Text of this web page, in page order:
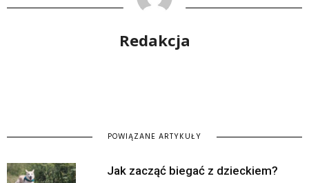
Redakcja
POWIĄZANE ARTYKUŁY
Jak zacząć biegać z dzieckiem?